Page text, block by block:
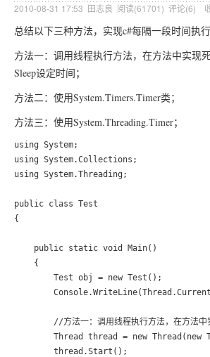
2010-08-31 17:53 田志良 阅读(61701) 评论(6)
总结以下三种方法，实现c#每隔一段时间执行
方法一：调用线程执行方法，在方法中实现
Sleep设定时间；
方法二：使用System.Timers.Timer类；
方法三：使用System.Threading.Timer；
using System;
using System.Collections;
using System.Threading;
public class Test
{
    public static void Main()
    {
        Test obj = new Test();
//方法一：调用线程执行方法，在方法
Thread thread = new Thread(new
        thread.Start();